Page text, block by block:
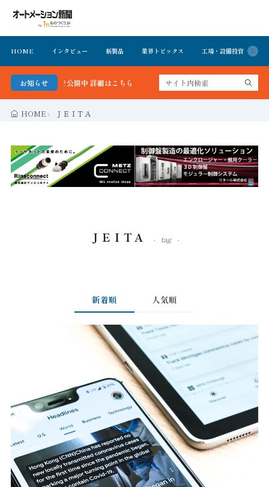
HOME インタビュー 新製品 業界トピックス 工場・設備投資
お知らせ
無料で公開中 詳細はこちら
HOME ＪＥＩＴＡ
ＪＥＩＴＡ tag
新着順 人気順